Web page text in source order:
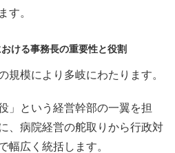
す。
ける事務長の重要性と役割
規模により多岐にわたります。
」という経営幹部の一翼を担
、病院経営の舵取りから行政対
幅広く統括します。